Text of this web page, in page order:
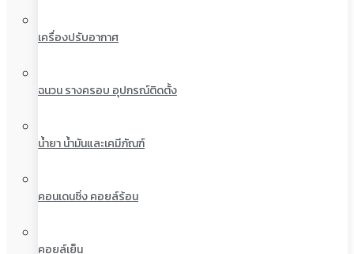
เครื่องปรับอากาศ
ฉนวน รางครอบ อุปกรณ์ติดตั้ง
น้ำยา น้ำมันและเคมีภัณฑ์
คอนเดนซิ่ง คอยล์ร้อน
คอยล์เย็น